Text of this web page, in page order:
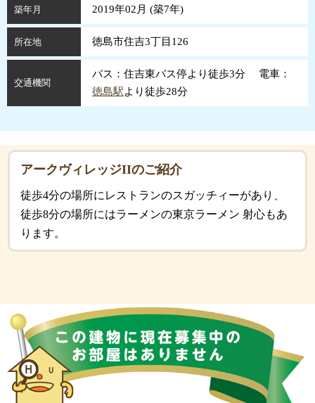
築年月 2019年02月 (築7年)
所在地 徳島市住吉3丁目126
交通機関
バス：住吉東バス停より徒歩3分 電車：
徳島駅より徒歩28分
アークヴィレッジIIのご紹介
徒歩4分の場所にレストランのスガッチィーがあり、
徒歩8分の場所にはラーメンの東京ラーメン 射心もあ
ります。